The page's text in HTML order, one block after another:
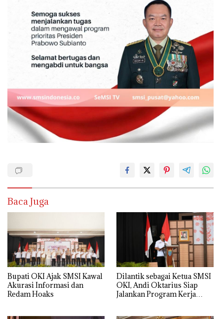
Baca Juga
Bupati OKI Ajak SMSI Kawal
Akurasi Informasi dan
Redam Hoaks
Dilantik sebagai Ketua SMSI
OKI, Andi Oktarius Siap
Jalankan Program Kerja